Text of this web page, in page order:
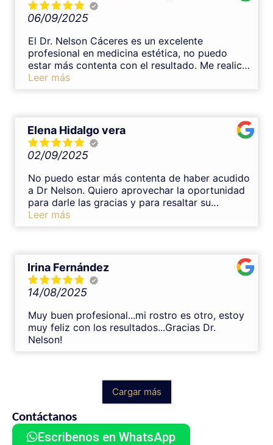
06/09/2025
El Dr. Nelson Cáceres es un excelente
profesional en medicina estética, no puedo
estar más contenta con el resultado. Me realicé
un tratamiento de armonización con ácido
nota su experiencia en medicina estética. Desde
el primer momento me explicó todo con
claridad, resolvió mis dudas y el procedimiento
fue muy cuidadoso y completamente indoloro.
El resultado ha quedado muy natural y
armonioso, justo lo que buscaba. Sin duda lo
recomiendo al 100%.
Leer más
Elena Hidalgo vera
02/09/2025
No puedo estar más contenta de haber acudido
a Dr Nelson. Quiero aprovechar la oportunidad
para darle las gracias y para resaltar su
profesionalidad,tomándose el tiempo necesario
Leer más
Irina Fernández
14/08/2025
Muy buen profesional...mi rostro es otro, estoy
muy feliz con los resultados...Gracias Dr.
Nelson!
Cargar más
Contáctanos
Escribenos en WhatsApp